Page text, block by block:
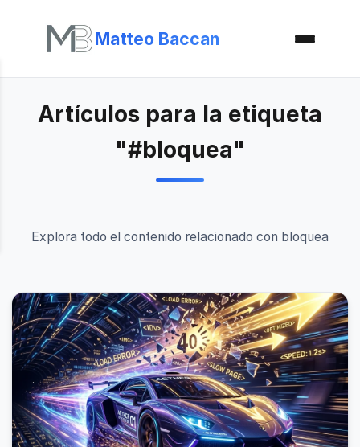
Matteo Baccan
Artículos para la etiqueta
"#bloquea"
Explora todo el contenido relacionado con bloquea